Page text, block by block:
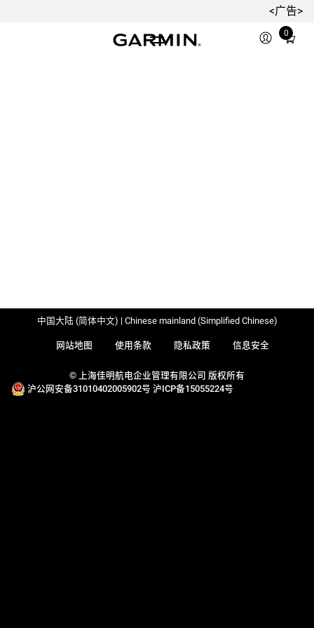
<广告>
0
Total
© 上海佳明航电企业管理有限公司 版权所有
沪公网安备31010402005902号 沪ICP备15055224号
网站地图 使用条款 隐私政策 信息安全
中国大陆 (简体中文) | Chinese mainland (Simplified Chinese)